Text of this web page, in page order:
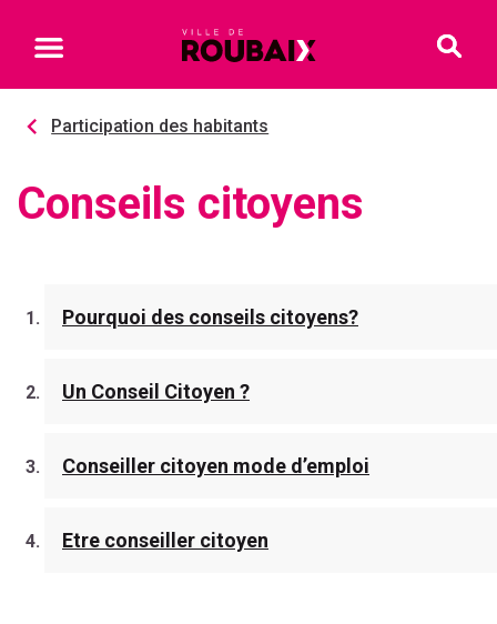
Participation des habitants
Conseils citoyens
Pourquoi des conseils citoyens?
Un Conseil Citoyen ?
Conseiller citoyen mode d’emploi
Etre conseiller citoyen